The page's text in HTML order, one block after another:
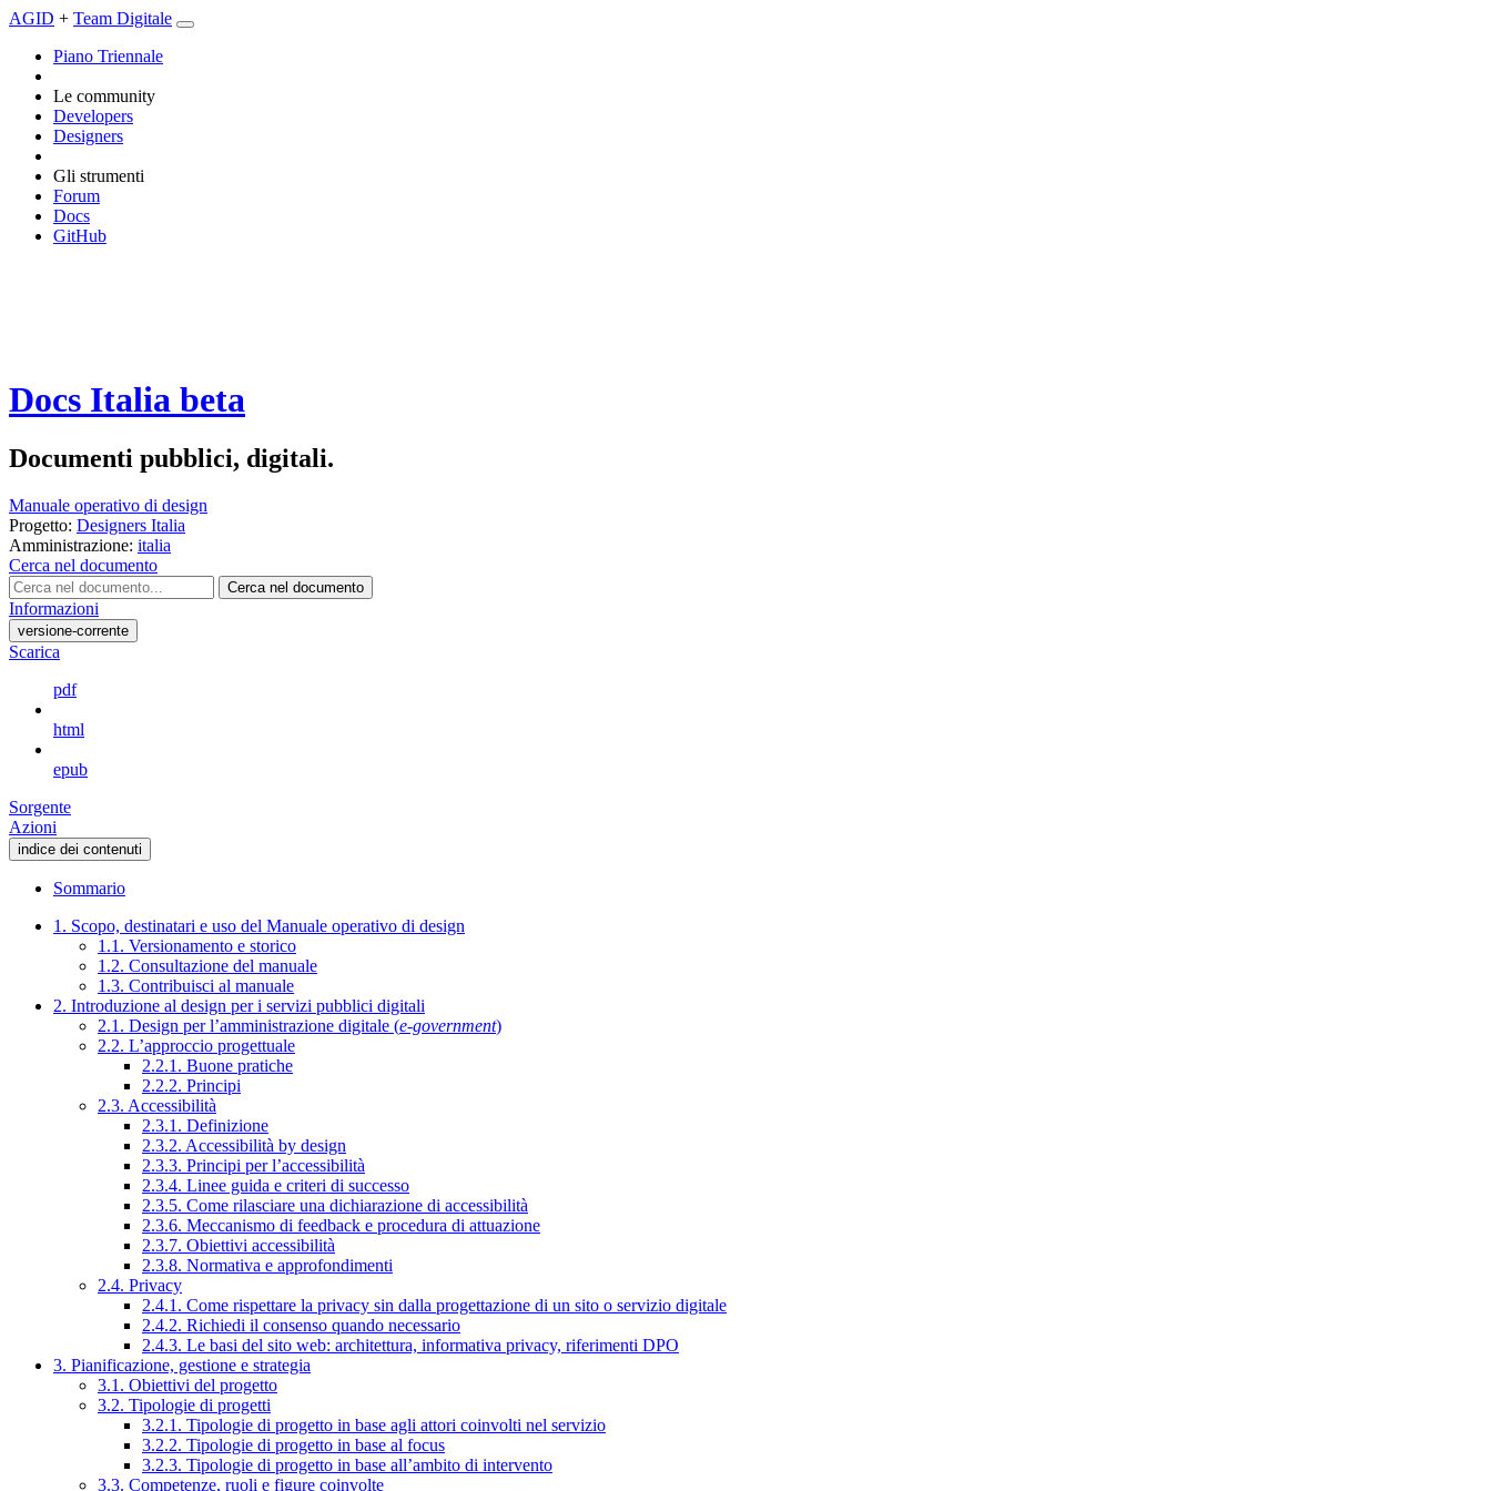
AGID + Team Digitale
Piano Triennale
Le community
Developers
Designers
Gli strumenti
Forum
Docs
GitHub
Docs Italia beta
Documenti pubblici, digitali.
Manuale operativo di design
Progetto: Designers Italia
Amministrazione: italia
Cerca nel documento
Cerca nel documento
Informazioni
versione-corrente
Scarica
pdf
html
epub
Sorgente
Azioni
indice dei contenuti
Sommario
1. Scopo, destinatari e uso del Manuale operativo di design
1.1. Versionamento e storico
1.2. Consultazione del manuale
1.3. Contribuisci al manuale
2. Introduzione al design per i servizi pubblici digitali
2.1. Design per l’amministrazione digitale (e-government)
2.2. L’approccio progettuale
2.2.1. Buone pratiche
2.2.2. Principi
2.3. Accessibilità
2.3.1. Definizione
2.3.2. Accessibilità by design
2.3.3. Principi per l’accessibilità
2.3.4. Linee guida e criteri di successo
2.3.5. Come rilasciare una dichiarazione di accessibilità
2.3.6. Meccanismo di feedback e procedura di attuazione
2.3.7. Obiettivi accessibilità
2.3.8. Normativa e approfondimenti
2.4. Privacy
2.4.1. Come rispettare la privacy sin dalla progettazione di un sito o servizio digitale
2.4.2. Richiedi il consenso quando necessario
2.4.3. Le basi del sito web: architettura, informativa privacy, riferimenti DPO
3. Pianificazione, gestione e strategia
3.1. Obiettivi del progetto
3.2. Tipologie di progetti
3.2.1. Tipologie di progetto in base agli attori coinvolti nel servizio
3.2.2. Tipologie di progetto in base al focus
3.2.3. Tipologie di progetto in base all’ambito di intervento
3.3. Competenze, ruoli e figure coinvolte